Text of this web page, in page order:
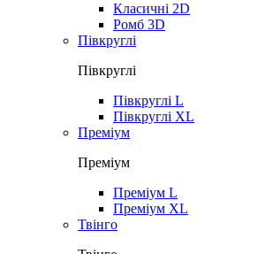
Класичні 2D
Ромб 3D
Півкруглі
Півкруглі
Півкруглі L
Півкруглі XL
Преміум
Преміум
Преміум L
Преміум XL
Твінго